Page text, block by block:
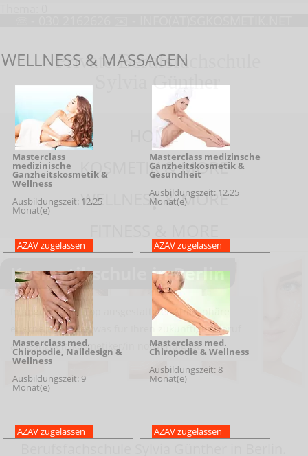
Private Berufsfachschule
Sylvia Günther
Kosmetikschule Trainerakademie Wellnessakademie Berlin
HOME
•
KOSMETIK & MORE
•
WELLNESS & MORE
•
WELLNESS & MASSAGEN
Masterclass
medizinische
Ganzheitskosmetik &
Wellness
Ausbildungszeit: 12,25
Monat(e)
AZAV zugelassen
Masterclass medizinsche
Ganzheitskosmetik &
Gesundheit
Ausbildungszeit: 12,25
Monat(e)
AZAV zugelassen
Masterclass med.
Chiropodie, Naildesign &
Wellness
Ausbildungszeit: 9
Monat(e)
AZAV zugelassen
Masterclass med.
Chiropodie & Wellness
Ausbildungszeit: 8
Monat(e)
AZAV zugelassen
SG-Kosmetik Top Slider
Blindtext